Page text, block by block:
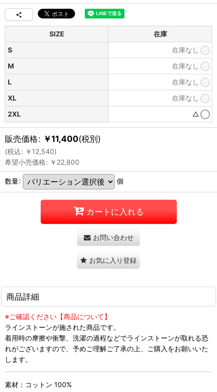
SIZE
在庫
S
在庫なし
M
在庫なし
L
在庫なし
XL
在庫なし
2XL
△
販売価格: ￥11,400(税別)
(税込: ￥ 12,540)
希望小売価格: ￥ 22,800
数量: 個
カートに入れる
お問い合わせ
お気に入り登録
商品詳細
※ご確認ください【商品について】
ラインストーンが施された商品です。
着用時の摩擦や衝撃、洗濯の過程などでラインストーンが取れる恐
れがございますので、予めご理解ご了承の上、ご購入をお願いいた
します。
素材：コットン 100%